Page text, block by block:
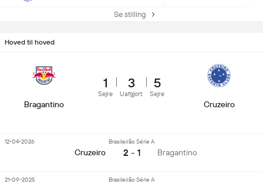
Se stilling
Hoved til hoved
Bragantino
1
Sejre
3
Uafgjort
5
Sejre
Cruzeiro
Cruzeiro
Brasileirão Série A
2 - 1 Bragantino
12-04-2026
Brasileirão Série A
21-09-2025